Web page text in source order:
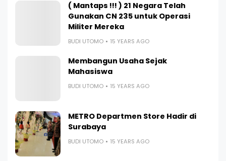
( Mantaps !!! ) 21 Negara Telah
Gunakan CN 235 untuk Operasi
Militer Mereka
BUDI UTOMO 15 YEARS AGO
Membangun Usaha Sejak
Mahasiswa
BUDI UTOMO 15 YEARS AGO
METRO Departmen Store Hadir di
Surabaya
BUDI UTOMO 15 YEARS AGO